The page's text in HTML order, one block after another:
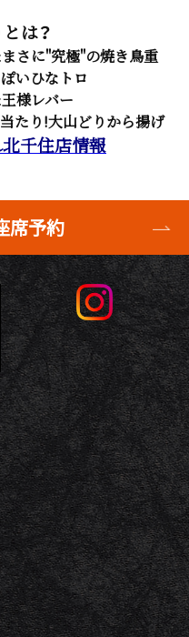
は？
まさに"究極"の焼き鳥重
いひなトロ
様レバー
当たり!大山どりから揚げ
千住店情報
席予約